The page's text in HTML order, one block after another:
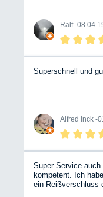
Ralf -
Superschnell und
Alfred Inck -
Super Service
kompetent. Ich
ein Reißverschluss